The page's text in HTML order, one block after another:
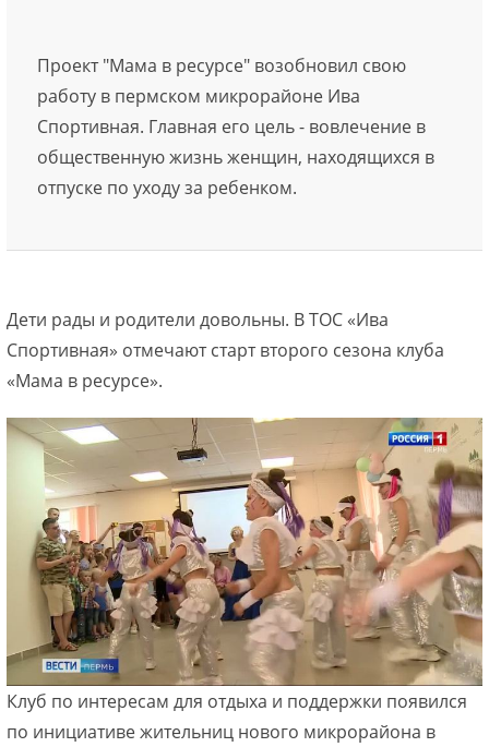
Проект "Мама в ресурсе" возобновил свою
работу в пермском микрорайоне Ива
Спортивная. Главная его цель - вовлечение в
общественную жизнь женщин, находящихся в
отпуске по уходу за ребенком.
Дети рады и родители довольны. В ТОС «Ива
Спортивная» отмечают старт второго сезона клуба
«Мама в ресурсе».
Клуб по интересам для отдыха и поддержки появился
по инициативе жительниц нового микрорайона в